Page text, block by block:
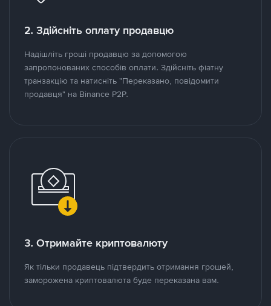
2. Здійсніть оплату продавцю
Надішліть гроші продавцю за допомогою
запропонованих способів оплати. Здійсніть фіатну
транзакцію та натисніть "Переказано, повідомити
продавця" на Binance P2P.
3. Отримайте криптовалюту
Як тільки продавець підтвердить отримання грошей,
заморожена криптовалюта буде переказана вам.